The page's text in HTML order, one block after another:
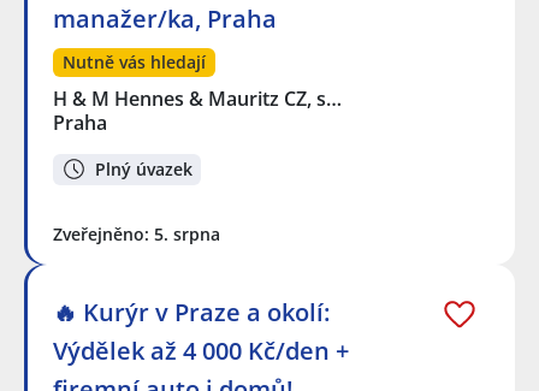
manažer/ka, Praha
Nutně vás hledají
H & M Hennes & Mauritz CZ, s…
Praha
Plný úvazek
Zveřejněno: 5. srpna
🔥 Kurýr v Praze a okolí:
Výdělek až 4 000 Kč/den +